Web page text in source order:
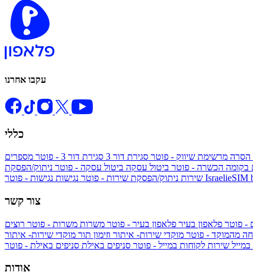
עקבו אחרנו
כללי
הסרה מרשימת שיווק - פוטר סגירת דור 3 סגירת דור 3 - פוטר
מספרים
בקומה הכשרה - פוטר ביטול עסקה ביטול עסקה - פוטר ניתוק/הפסקת
שירות ניתוק/הפסקת שירות - פוטר נגישות IsraelieSIM
צור קשר
- פוטר פלאפון בעיר פלאפון בעיר - פוטר משרות משרות - פוטר רוצים
מהמוקד - פוטר מוקדי שירות- איתור וזימון תור מוקדי שירות- איתור
שירות לקוחות במייל - פוטר סניפים באילת סניפים באילת - פוטר
אודות